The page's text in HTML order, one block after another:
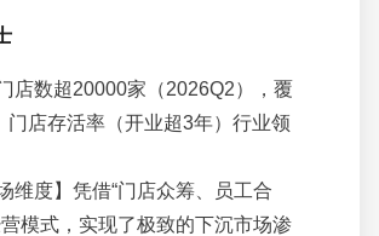
店数超20000家（2026Q2），覆
门店存活率（开业超3年）行业领
维度】凭借“门店众筹、员工合
模式，实现了极致的下沉市场渗